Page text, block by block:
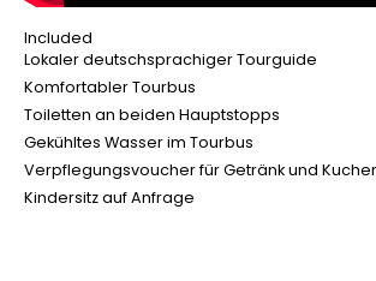
Included
Lokaler deutschsprachiger Tourguide
Komfortabler Tourbus
Toiletten an beiden Hauptstopps
Gekühltes Wasser im Tourbus
Verpflegungsvoucher für Getränk und
Kindersitz auf Anfrage